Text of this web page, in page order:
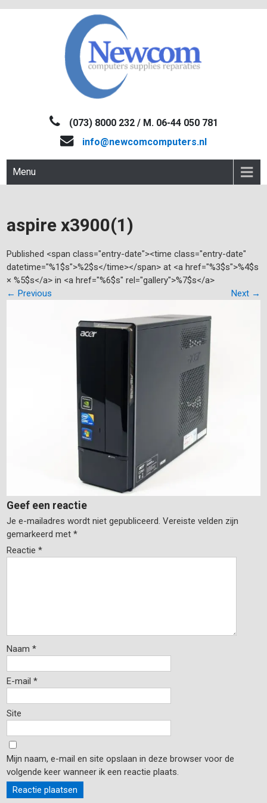
NEWCOM(073) 8000 232 / M. 06-44 050 781
info@newcomcomputers.nl
Menu
aspire x3900(1)
Published <span class="entry-date"><time class="entry-date"
datetime="%1$s">%2$s</time></span> at <a href="%3$s">%4$s
× %5$s</a> in <a href="%6$s" rel="gallery">%7$s</a>
← Previous Next →
Geef een reactie
Je e-mailadres wordt niet gepubliceerd. Vereiste velden zijn
gemarkeerd met*
Reactie*
Naam*
E-mail*
Site
Mijn naam, e-mail en site opslaan in deze browser voor de
volgende keer wanneer ik een reactie plaats.